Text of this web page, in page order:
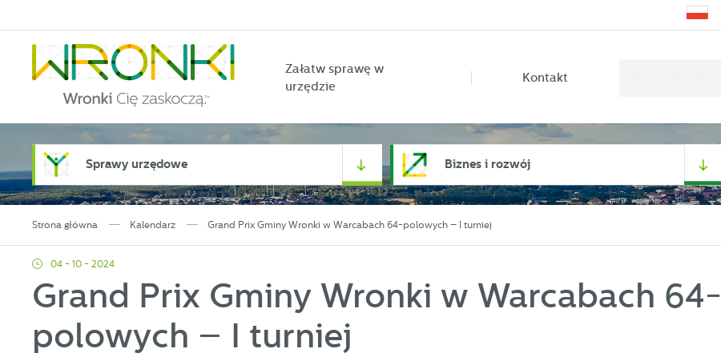
Załatw sprawę w
urzędzie
Kontakt
Sprawy urzędowe Biznes i rozwój
Strona główna Kalendarz Grand Prix Gminy Wronki w Warcabach 64-polowych – I turniej
04 - 10 - 2024
Grand Prix Gminy Wronki w Warcabach 64-
polowych – I turniej